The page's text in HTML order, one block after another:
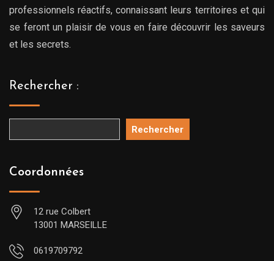
professionnels réactifs, connaissant leurs territoires et qui
se feront un plaisir de vous en faire découvrir les saveurs
et les secrets.
Rechercher :
Rechercher
Coordonnées
12 rue Colbert
13001 MARSEILLE
0619709792